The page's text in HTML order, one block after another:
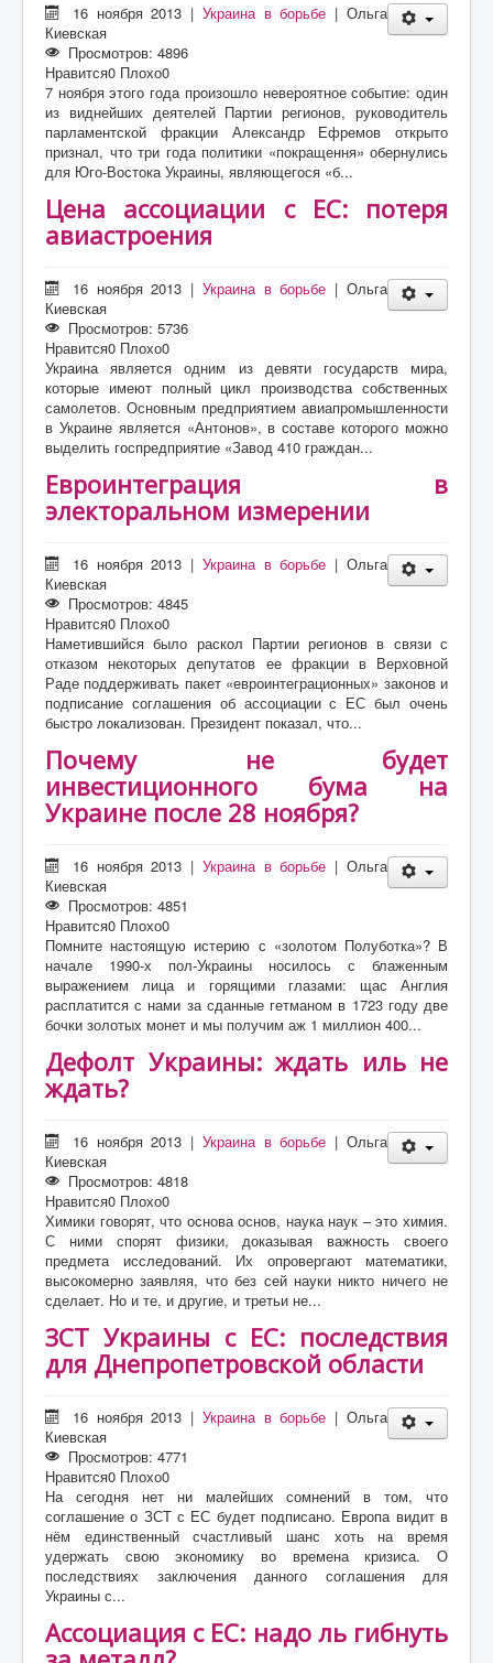
16 ноября 2013 | Украина в борьбе | Ольга
Киевская
Просмотров: 4896
Нравится0 Плохо0
7 ноября этого года произошло невероятное событие: один
из виднейших деятелей Партии регионов, руководитель
парламентской фракции Александр Ефремов открыто
признал, что три года политики «покращення» обернулись
для Юго-Востока Украины, являющегося «б...
Цена ассоциации с ЕС: потеря
авиастроения
16 ноября 2013 | Украина в борьбе | Ольга
Киевская
Просмотров: 5736
Нравится0 Плохо0
Украина является одним из девяти государств мира,
которые имеют полный цикл производства собственных
самолетов. Основным предприятием авиапромышленности
в Украине является «Антонов», в составе которого можно
выделить госпредприятие «Завод 410 граждан...
Евроинтеграция в
электоральном измерении
16 ноября 2013 | Украина в борьбе | Ольга
Киевская
Просмотров: 4845
Нравится0 Плохо0
Наметившийся было раскол Партии регионов в связи с
отказом некоторых депутатов ее фракции в Верховной
Раде поддерживать пакет «евроинтеграционных» законов и
подписание соглашения об ассоциации с ЕС был очень
быстро локализован. Президент показал, что...
Почему не будет
инвестиционного бума на
Украине после 28 ноября?
16 ноября 2013 | Украина в борьбе | Ольга
Киевская
Просмотров: 4851
Нравится0 Плохо0
Помните настоящую истерию с «золотом Полуботка»? В
начале 1990-х пол-Украины носилось с блаженным
выражением лица и горящими глазами: щас Англия
расплатится с нами за сданные гетманом в 1723 году две
бочки золотых монет и мы получим аж 1 миллион 400...
Дефолт Украины: ждать иль не
ждать?
16 ноября 2013 | Украина в борьбе | Ольга
Киевская
Просмотров: 4818
Нравится0 Плохо0
Химики говорят, что основа основ, наука наук – это химия.
С ними спорят физики, доказывая важность своего
предмета исследований. Их опровергают математики,
высокомерно заявляя, что без сей науки никто ничего не
сделает. Но и те, и другие, и третьи не...
ЗСТ Украины с ЕС: последствия
для Днепропетровской области
16 ноября 2013 | Украина в борьбе | Ольга
Киевская
Просмотров: 4771
Нравится0 Плохо0
На сегодня нет ни малейших сомнений в том, что
соглашение о ЗСТ с ЕС будет подписано. Европа видит в
нём единственный счастливый шанс хоть на время
удержать свою экономику во времена кризиса. О
последствиях заключения данного соглашения для
Украины с...
Ассоциация с ЕС: надо ль гибнуть